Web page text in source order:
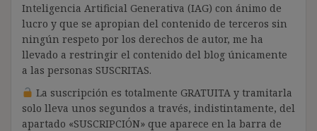
Inteligencia Artificial Generativa (IAG) con ánimo de
lucro y que se apropian del contenido de terceros sin
ningún respeto por los derechos de autor, me ha
llevado a restringir el contenido del blog únicamente
a las personas SUSCRITAS.
La suscripción es totalmente GRATUITA y tramitarla
solo lleva unos segundos a través, indistintamente, del
apartado «SUSCRIPCIÓN» que aparece en la barra de